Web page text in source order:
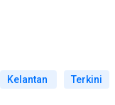
Kelantan Terkini